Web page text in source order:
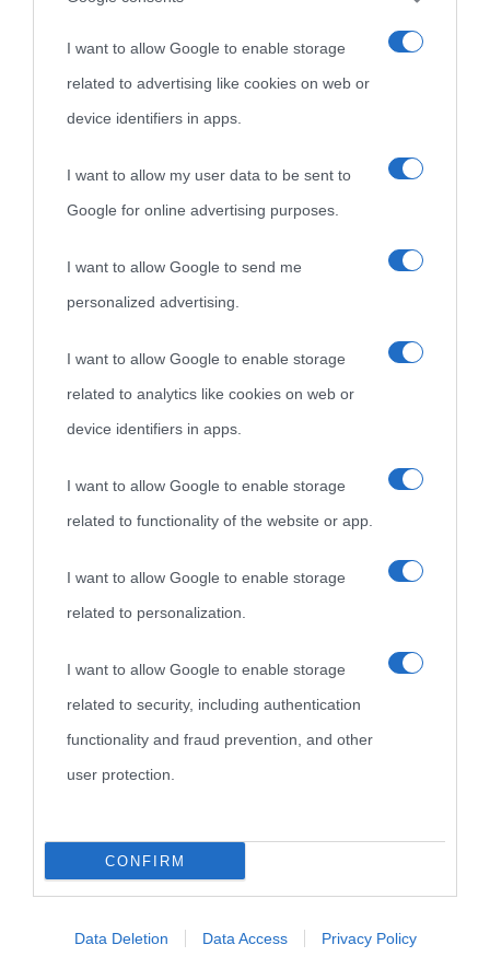
I want to allow Google to enable storage
related to advertising like cookies on web or
device identifiers in apps.
I want to allow my user data to be sent to
Google for online advertising purposes.
I want to allow Google to send me
personalized advertising.
I want to allow Google to enable storage
related to analytics like cookies on web or
device identifiers in apps.
I want to allow Google to enable storage
related to functionality of the website or app.
I want to allow Google to enable storage
related to personalization.
I want to allow Google to enable storage
related to security, including authentication
functionality and fraud prevention, and other
user protection.
CONFIRM
Data Deletion Data Access Privacy Policy
Lascia un commento
Nome *
Email*